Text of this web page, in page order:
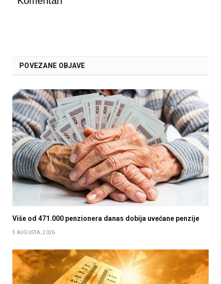
POVEZANE OBJAVE
Više od 471.000 penzionera danas dobija uvećane penzije
5 AUGUSTA, 2026